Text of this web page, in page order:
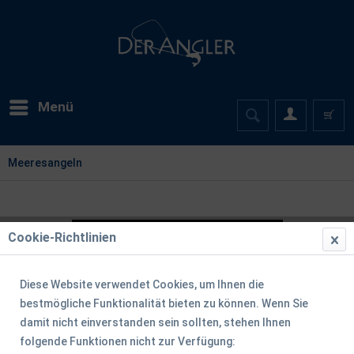
Menü
Meeresangeln
Cookie-Richtlinien
Diese Website verwendet Cookies, um Ihnen die
bestmögliche Funktionalität bieten zu können. Wenn Sie
damit nicht einverstanden sein sollten, stehen Ihnen
folgende Funktionen nicht zur Verfügung: